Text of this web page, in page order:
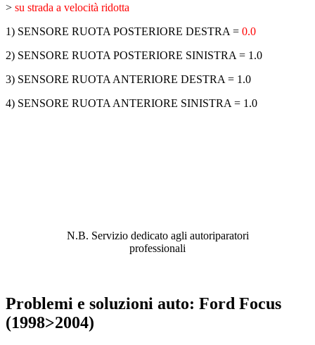
> su strada a velocità ridotta
1) SENSORE RUOTA POSTERIORE DESTRA = 0.0
2) SENSORE RUOTA POSTERIORE SINISTRA = 1.0
3) SENSORE RUOTA ANTERIORE DESTRA = 1.0
4) SENSORE RUOTA ANTERIORE SINISTRA = 1.0
N.B. Servizio dedicato agli autoriparatori
professionali
Problemi e soluzioni auto: Ford Focus
(1998>2004)